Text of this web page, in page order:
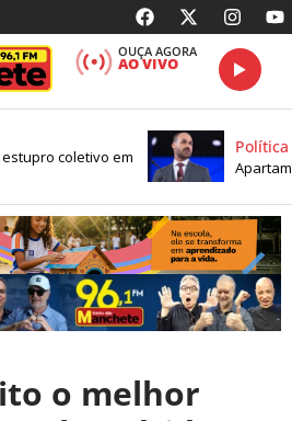
OUÇA AGORA
AO VIVO
coletivo em
Política
o melhor